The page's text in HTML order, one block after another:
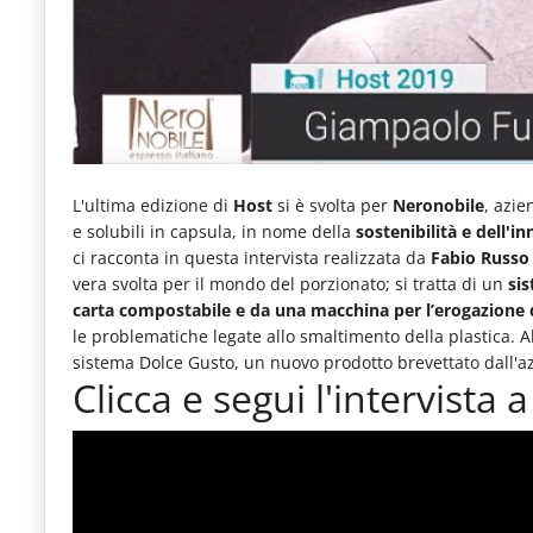
quotidiani
mondo
dell'alimentazione,
dei
consumi
fuoricasa,
del
Food
Service
L'ultima edizione di Host si è svolta per Neronobile,
e solubili in capsula, in nome della sostenibilità e
ci racconta in questa intervista realizzata da Fabio Russo
vera svolta per il mondo del porzionato; si tratta di un
carta compostabile e da una macchina per l’erogazione
le problematiche legate allo smaltimento della plastica.
sistema Dolce Gusto, un nuovo prodotto brevettato
Clicca e segui l'intervista